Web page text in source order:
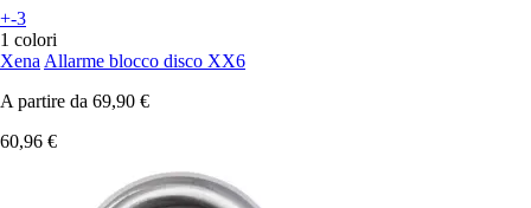
+-3
1 colori
Xena Allarme blocco disco XX6
A partire da 69,90 €
60,96 €